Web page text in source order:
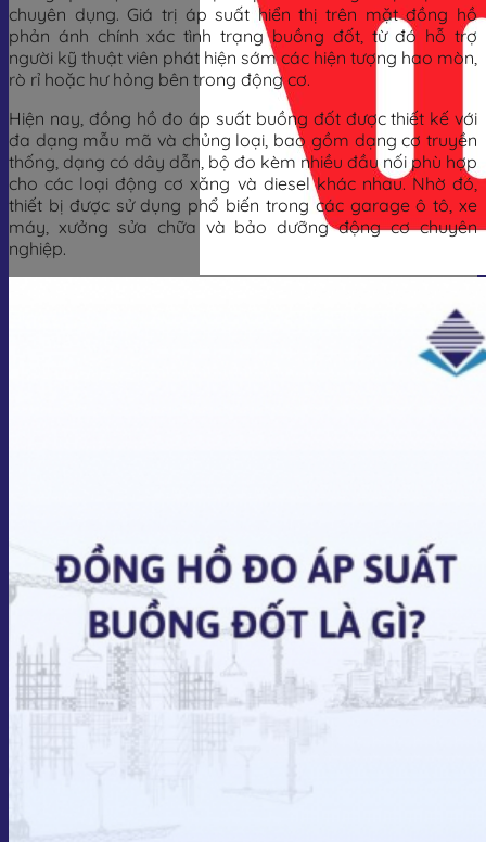
chuyên dụng. Giá trị áp suất hiển thị trên mặt đồng hồ
phản ánh chính xác tình trạng buồng đốt, từ đó hỗ trợ
người kỹ thuật viên phát hiện sớm các hiện tượng hao mòn,
rò rỉ hoặc hư hỏng bên trong động cơ.
Hiện nay, đồng hồ đo áp suất buồng đốt được thiết kế với
đa dạng mẫu mã và chủng loại, bao gồm dạng cơ truyền
thống, dạng có dây dẫn, bộ đo kèm nhiều đầu nối phù hợp
cho các loại động cơ xăng và diesel khác nhau. Nhờ đó,
thiết bị được sử dụng phổ biến trong các garage ô tô, xe
máy, xưởng sửa chữa và bảo dưỡng động cơ chuyên
nghiệp.